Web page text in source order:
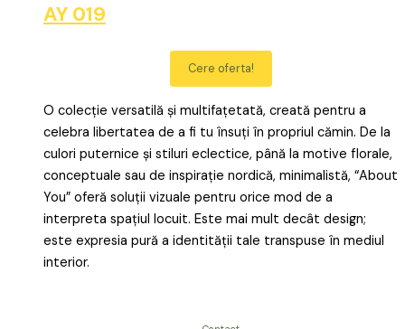
AY 019
Cere oferta!
O colecție versatilă și multifațetată, creată pentru a
celebra libertatea de a fi tu însuți în propriul cămin. De la
culori puternice și stiluri eclectice, până la motive florale,
conceptuale sau de inspirație nordică, minimalistă, “About
You” oferă soluții vizuale pentru orice mod de a
interpreta spațiul locuit. Este mai mult decât design;
este expresia pură a identității tale transpuse în mediul
interior.